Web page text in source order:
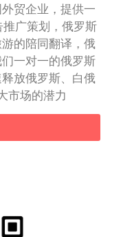
贸企业，提供一
广策划，俄罗斯
的陪同翻译，俄
一对一的俄罗斯
放俄罗斯、白俄
市场的潜力